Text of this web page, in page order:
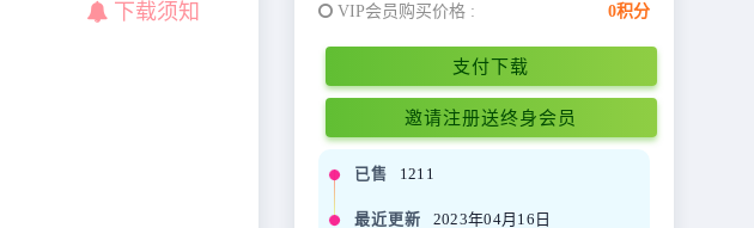
下载须知 VIP会员购买价格 : 0积分
支付下载
邀请注册送终身会员
已售 1211
最近更新 2023年04月16日